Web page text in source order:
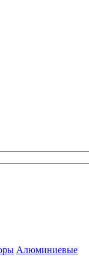
Алюминиевые